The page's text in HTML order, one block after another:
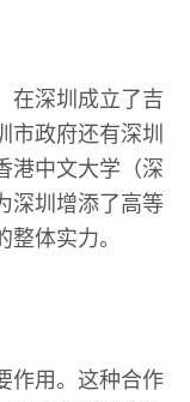
在深圳成立了吉
市政府还有深圳
港中文大学（深
深圳增添了高等
体实力。
作用。这种合作